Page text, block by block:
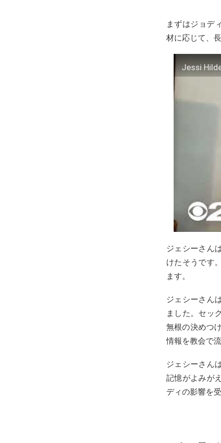
まずはジョデ
材に応じて、
ジェシーさん
けたそうです
ます。
ジェシーさん
ました。セッ
無根の決めつ
情報を教会で
ジェシーさん
記憶がよみが
ディの影響を